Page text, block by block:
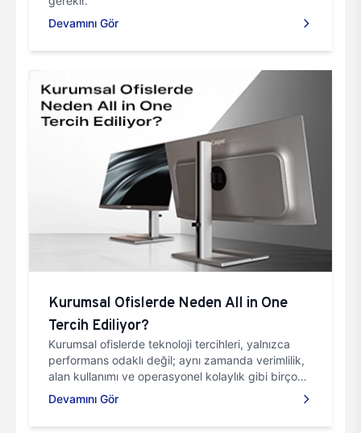
Devamını Gör
Kurumsal Ofislerde Neden All in One
Tercih Ediliyor?
Kurumsal ofislerde teknoloji tercihleri, yalnızca
performans odaklı değil; aynı zamanda verimlilik,
alan kullanımı ve operasyonel kolaylık gibi birçok
faktörü kapsayan bir yaklaşımla yapılır.
Devamını Gör